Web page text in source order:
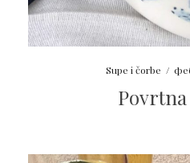
Supe i čorbe /